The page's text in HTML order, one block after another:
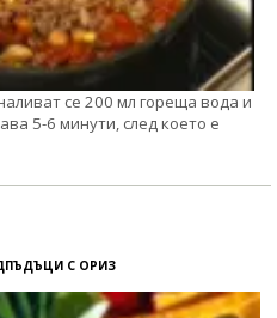
се 200 мл гореща вода и
5-6 минути, след което е
С ОРИЗ